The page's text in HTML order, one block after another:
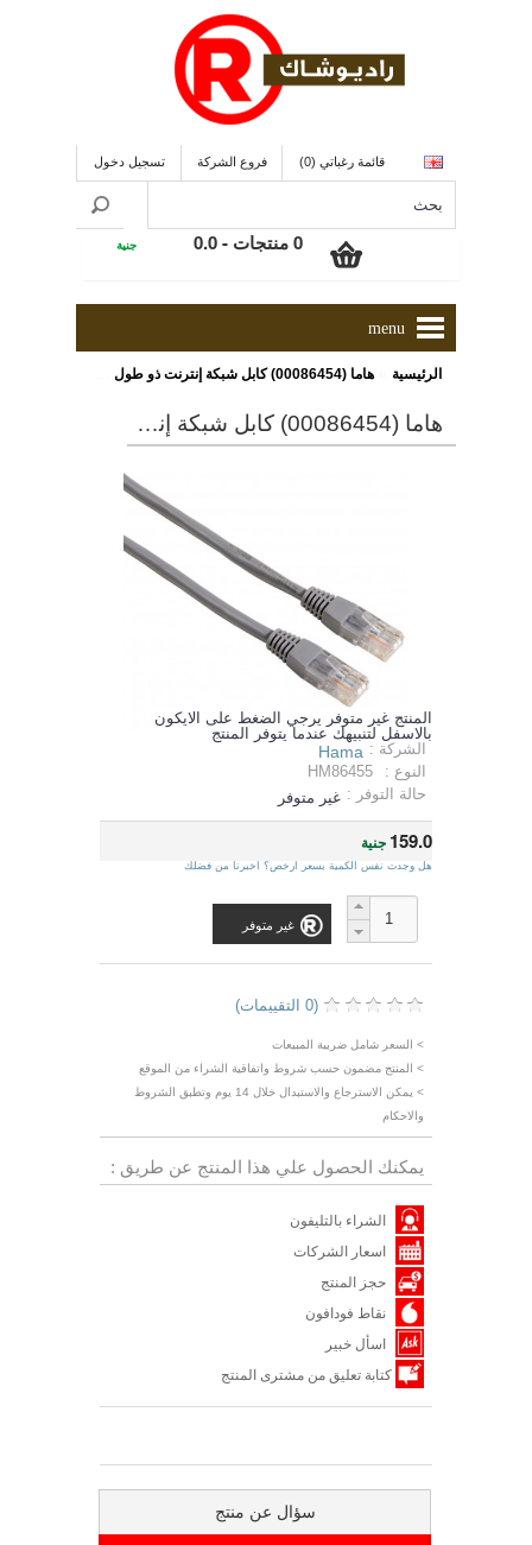
قائمة رغباتي (0) فروع الشركة تسجيل دخول
0 منتجات - 0.0 جنية
menu
الرئيسية هاما (00086454) كابل شبكة إنترنت ذو طول 7.5 متر
هاما (00086454) كابل شبكة إنترنت ذو طول 7.5 متر
المنتج غير متوفر يرجي الضغط على الايكون
بالاسفل لتنبيهك عندما يتوفر المنتج
الشركة : Hama
النوع :
HM86455
حالة التوفر : غير متوفر
159.0 جنية
هل وجدت نفس الكمية بسعر ارخص؟ اخبرنا من فضلك
غير متوفر
(0 التقييمات)
> السعر شامل ضريبة المبيعات
> المنتج مضمون حسب شروط واتفاقية الشراء من الموقع
> يمكن الاسترجاع والاستبدال خلال 14 يوم وتطبق الشروط
والاحكام
يمكنك الحصول علي هذا المنتج عن طريق :
الشراء بالتليفون
اسعار الشركات
حجز المنتج
نقاط فودافون
اسأل خبير
كتابة تعليق من مشترى المنتج
سؤال عن منتج